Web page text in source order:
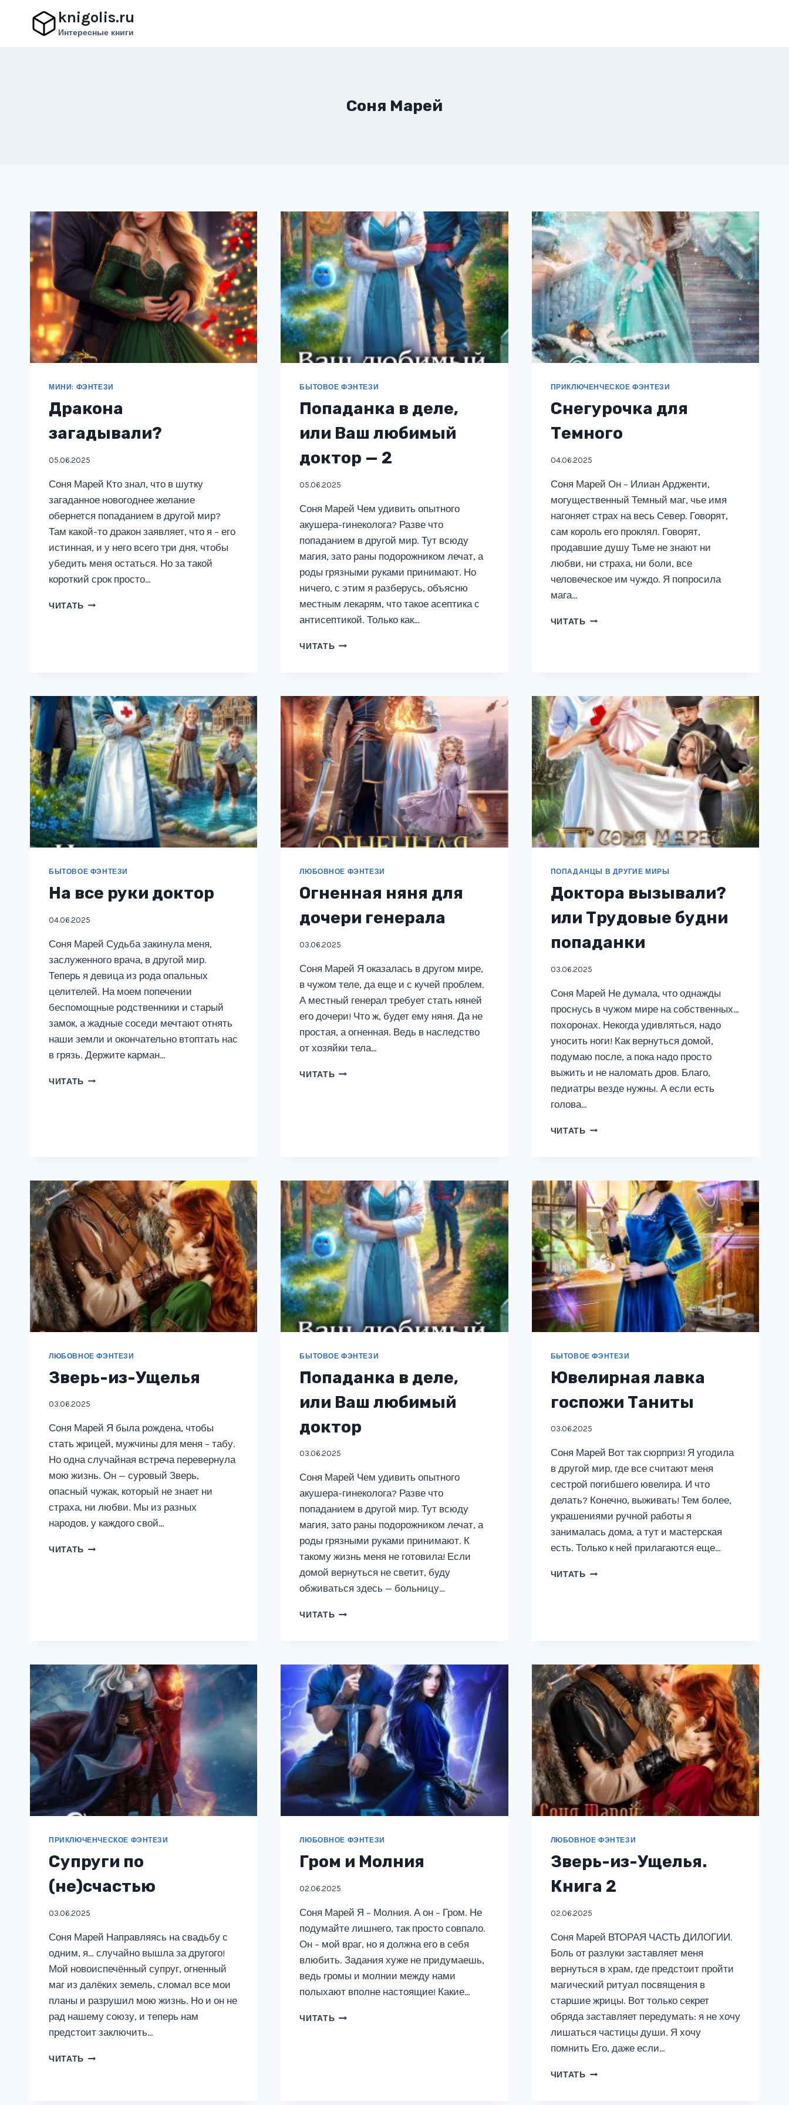
содержимому
knigolis.ru
Интересные книги
Соня Марей
МИНИ: ФЭНТЕЗИ
Дракона
загадывали?
05.06.2025
Соня Марей Кто знал, что в шутку
загаданное новогоднее желание
обернется попаданием в другой мир?
Там какой-то дракон заявляет, что я – его
истинная, и у него всего три дня, чтобы
убедить меня остаться. Но за такой
короткий срок просто…
ЧИТАТЬ ДРАКОНА
БЫТОВОЕ ФЭНТЕЗИ
Попаданка в деле,
или Ваш любимый
доктор — 2
05.06.2025
Соня Марей Чем удивить опытного
акушера-гинеколога? Разве что
попаданием в другой мир. Тут всюду
магия, зато раны подорожником лечат, а
роды грязными руками принимают. Но
ничего, с этим я разберусь, объясню
местным лекарям, что такое асептика с
антисептикой. Только как…
ЧИТАТЬ ПОПАДАНКА
ЛЮБИМЫЙ
ДОКТОР
—
2
ПРИКЛЮЧЕНЧЕСКОЕ ФЭНТЕЗИ
Снегурочка для
Темного
04.06.2025
Соня Марей Он – Илиан Ардженти,
могущественный Темный маг, чье имя
нагоняет страх на весь Север. Говорят,
сам король его проклял. Говорят,
продавшие душу Тьме не знают ни
любви, ни страха, ни боли, все
человеческое им чуждо. Я попросила
мага…
ЧИТАТЬ СНЕГУРОЧКА
БЫТОВОЕ ФЭНТЕЗИ
На все руки доктор
04.06.2025
Соня Марей Судьба закинула меня,
заслуженного врача, в другой мир.
Теперь я девица из рода опальных
целителей. На моем попечении
беспомощные родственники и старый
замок, а жадные соседи мечтают отнять
наши земли и окончательно втоптать нас
в грязь. Держите карман…
ЧИТАТЬ НА
ЛЮБОВНОЕ ФЭНТЕЗИ
Огненная няня для
дочери генерала
03.06.2025
Соня Марей Я оказалась в другом мире,
в чужом теле, да еще и с кучей проблем.
А местный генерал требует стать няней
его дочери! Что ж, будет ему няня. Да не
простая, а огненная. Ведь в наследство
от хозяйки тела…
ЧИТАТЬ ОГНЕННАЯ
ПОПАДАНЦЫ В ДРУГИЕ МИРЫ
Доктора вызывали?
или Трудовые будни
попаданки
03.06.2025
Соня Марей Не думала, что однажды
проснусь в чужом мире на собственных…
похоронах. Некогда удивляться, надо
уносить ноги! Как вернуться домой,
подумаю после, а пока надо просто
выжить и не наломать дров. Благо,
педиатры везде нужны. А если есть
голова…
ЧИТАТЬ ДОКТОРА
ПОПАДАНКИ
ЛЮБОВНОЕ ФЭНТЕЗИ
Зверь-из-Ущелья
03.06.2025
Соня Марей Я была рождена, чтобы
стать жрицей, мужчины для меня – табу.
Но одна случайная встреча перевернула
мою жизнь. Он — суровый Зверь,
опасный чужак, который не знает ни
страха, ни любви. Мы из разных
народов, у каждого свой…
ЧИТАТЬ ЗВЕРЬ-
БЫТОВОЕ ФЭНТЕЗИ
Попаданка в деле,
или Ваш любимый
доктор
03.06.2025
Соня Марей Чем удивить опытного
акушера-гинеколога? Разве что
попаданием в другой мир. Тут всюду
магия, зато раны подорожником лечат, а
роды грязными руками принимают. К
такому жизнь меня не готовила! Если
домой вернуться не светит, буду
обживаться здесь — больницу…
ЧИТАТЬ ПОПАДАНКА
ЛЮБИМЫЙ
ДОКТОР
БЫТОВОЕ ФЭНТЕЗИ
Ювелирная лавка
госпожи Таниты
03.06.2025
Соня Марей Вот так сюрприз! Я угодила
в другой мир, где все считают меня
сестрой погибшего ювелира. И что
делать? Конечно, выживать! Тем более,
украшениями ручной работы я
занималась дома, а тут и мастерская
есть. Только к ней прилагаются еще…
ЧИТАТЬ ЮВЕЛИРНАЯ
ПРИКЛЮЧЕНЧЕСКОЕ ФЭНТЕЗИ
Супруги по
(не)счастью
03.06.2025
Соня Марей Направляясь на свадьбу с
одним, я… случайно вышла за другого!
Мой новоиспечённый супруг, огненный
маг из далёких земель, сломал все мои
планы и разрушил мою жизнь. Но и он не
рад нашему союзу, и теперь нам
предстоит заключить…
ЧИТАТЬ СУПРУГИ
ЛЮБОВНОЕ ФЭНТЕЗИ
Гром и Молния
02.06.2025
Соня Марей Я – Молния. А он – Гром. Не
подумайте лишнего, так просто совпало.
Он – мой враг, но я должна его в себя
влюбить. Задания хуже не придумаешь,
ведь громы и молнии между нами
полыхают вполне настоящие! Какие…
ЧИТАТЬ ГРОМ
ЛЮБОВНОЕ ФЭНТЕЗИ
Зверь-из-Ущелья.
Книга 2
02.06.2025
Соня Марей ВТОРАЯ ЧАСТЬ ДИЛОГИИ.
Боль от разлуки заставляет меня
вернуться в храм, где предстоит пройти
магический ритуал посвящения в
старшие жрицы. Вот только секрет
обряда заставляет передумать: я не хочу
лишаться частицы души. Я хочу
помнить Его, даже если…
ЧИТАТЬ ЗВЕРЬ-